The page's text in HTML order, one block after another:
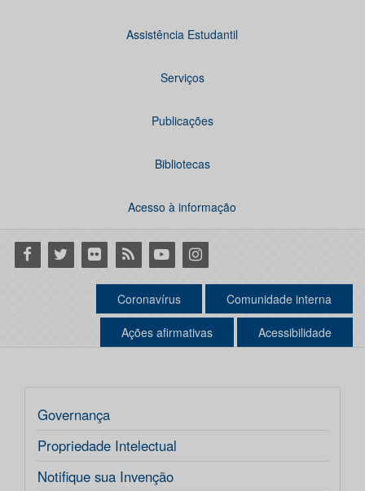
Assistência Estudantil
Serviços
Publicações
Bibliotecas
Acesso à informação
Facebook
Twitter Flickr RSS YoutubeInstagram
Coronavírus Comunidade interna
Ações afirmativas Acessibilidade
Governança
Propriedade Intelectual
Notifique sua Invenção